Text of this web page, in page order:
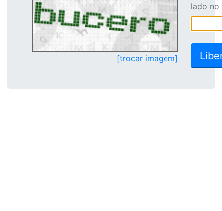
[trocar imagem]
lado no